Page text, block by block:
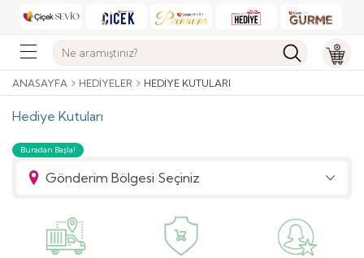
ANASAYFA HEDIYELER HEDIYE KUTULARI
Hediye Kutuları
Buradan Başla!
Gönderim Bölgesi Seçiniz